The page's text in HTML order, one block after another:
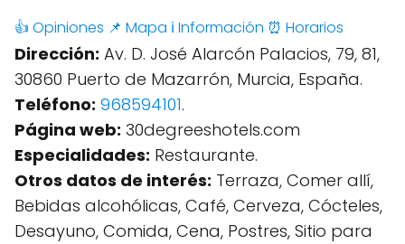
👍 Opiniones 📌 Mapa ℹ️ Información ⏰ Horarios
Dirección: Av. D. José Alarcón Palacios, 79, 81,
30860 Puerto de Mazarrón, Murcia, España.
Teléfono: 968594101.
Página web: 30degreeshotels.com
Especialidades: Restaurante.
Otros datos de interés: Terraza, Comer allí,
Bebidas alcohólicas, Café, Cerveza, Cócteles,
Desayuno, Comida, Cena, Postres, Sitio para